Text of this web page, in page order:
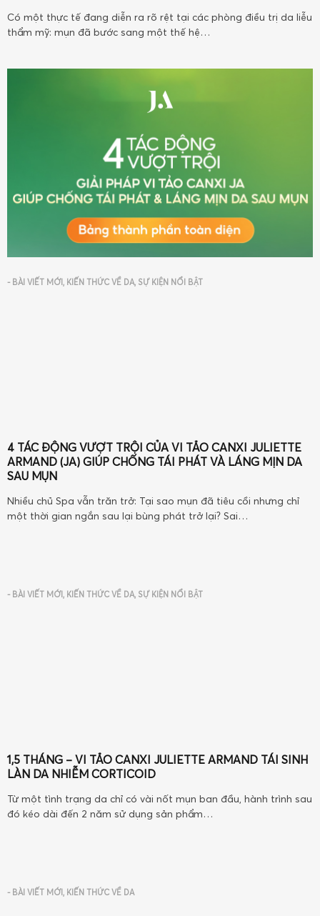
Có một thực tế đang diễn ra rõ rệt tại các phòng điều trị da liễu
thẩm mỹ: mụn đã bước sang một thế hệ…
- BÀI VIẾT MỚI, KIẾN THỨC VỀ DA, SỰ KIỆN NỔI BẬT
4 TÁC ĐỘNG VƯỢT TRỘI CỦA VI TẢO CANXI JULIETTE
ARMAND (JA) GIÚP CHỐNG TÁI PHÁT VÀ LÁNG MỊN DA
SAU MỤN
Nhiều chủ Spa vẫn trăn trở: Tại sao mụn đã tiêu cồi nhưng chỉ
một thời gian ngắn sau lại bùng phát trở lại? Sai…
- BÀI VIẾT MỚI, KIẾN THỨC VỀ DA, SỰ KIỆN NỔI BẬT
1,5 THÁNG – VI TẢO CANXI JULIETTE ARMAND TÁI SINH
LÀN DA NHIỄM CORTICOID
Từ một tình trạng da chỉ có vài nốt mụn ban đầu, hành trình sau
đó kéo dài đến 2 năm sử dụng sản phẩm…
- BÀI VIẾT MỚI, KIẾN THỨC VỀ DA